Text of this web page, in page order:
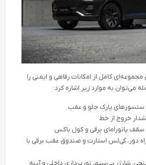
مجموعه‌ای کامل از امکانات رفاهی و ایمنی را
می‌توان به موارد زیر اشاره کرد:
خروج از خط
پانورامای برقی و کول باکس
دور، کی‌لس استارت و صندوق عقب برقی با
لمسی ۱۰ اینچی، شارژر بی‌سیم، نورپردازی داخلی و آینه